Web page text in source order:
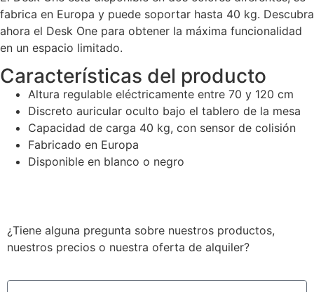
fabrica en Europa y puede soportar hasta 40 kg. Descubra
ahora el Desk One para obtener la máxima funcionalidad
en un espacio limitado.
Características del producto
Altura regulable eléctricamente entre 70 y 120 cm
Discreto auricular oculto bajo el tablero de la mesa
Capacidad de carga 40 kg, con sensor de colisión
Fabricado en Europa
Disponible en blanco o negro
¿Tiene alguna pregunta sobre nuestros productos,
nuestros precios o nuestra oferta de alquiler?